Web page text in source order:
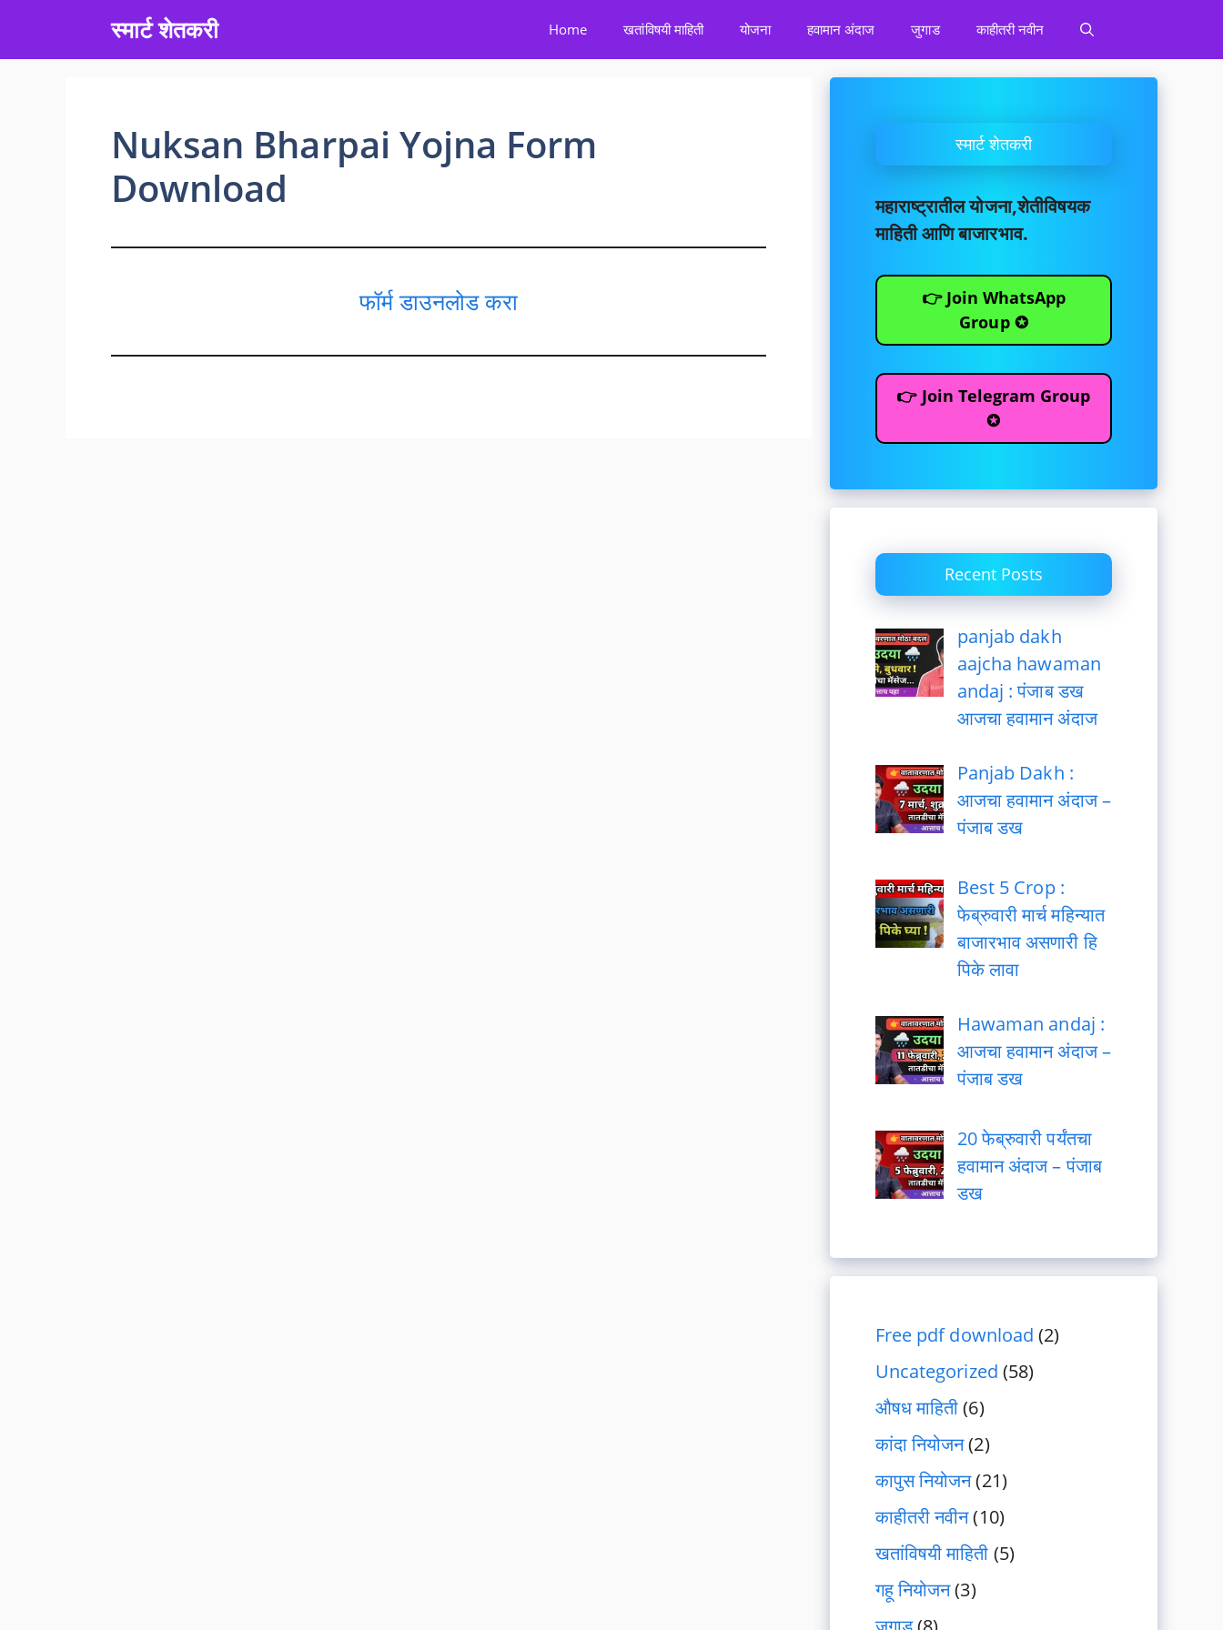
content
स्मार्ट शेतकरी Home खतांविषयी माहिती योजना हवामान अंदाज जुगाड काहीतरी नवीन
Nuksan Bharpai Yojna Form
Download
फॉर्म डाउनलोड करा
स्मार्ट शेतकरी
महाराष्ट्रातील योजना,शेतीविषयक
माहिती आणि बाजारभाव.
👉 Join WhatsApp
Group ✪
👉 Join Telegram Group
✪
Recent Posts
panjab dakh
aajcha hawaman
andaj : पंजाब डख
आजचा हवामान अंदाज
Panjab Dakh :
आजचा हवामान अंदाज –
पंजाब डख
Best 5 Crop :
फेब्रुवारी मार्च महिन्यात
बाजारभाव असणारी हि
पिके लावा
Hawaman andaj :
आजचा हवामान अंदाज –
पंजाब डख
20 फेब्रुवारी पर्यंतचा
हवामान अंदाज – पंजाब
डख
Free pdf download (2)
Uncategorized (58)
औषध माहिती(6)
कांदा नियोजन(2)
कापुस नियोजन(21)
काहीतरी नवीन(10)
खतांविषयी माहिती (5)
गहू नियोजन(3)